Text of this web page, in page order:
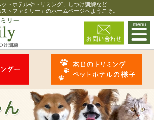
トホテルやトリミング、しつけ訓練など
トファミリー」のホームページへようこそ。